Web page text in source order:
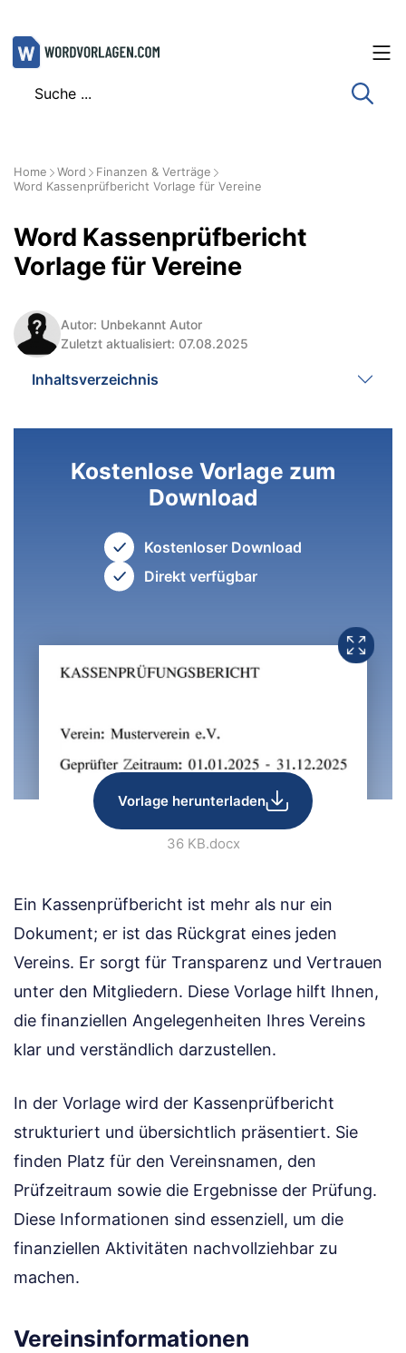
Zum
Inhalt
Home Word
Finanzen & Verträge
Word Kassenprüfbericht Vorlage für Vereine
Word Kassenprüfbericht
Vorlage für Vereine
Autor: Unbekannt Autor
Zuletzt aktualisiert: 07.08.2025
Inhaltsverzeichnis
Kostenlose Vorlage zum
Download
Kostenloser Download
Direkt verfügbar
Vorlage herunterladen
36 KB.docx
Ein Kassenprüfbericht ist mehr als nur ein
Dokument; er ist das Rückgrat eines jeden
Vereins. Er sorgt für Transparenz und Vertrauen
unter den Mitgliedern. Diese Vorlage hilft Ihnen,
die finanziellen Angelegenheiten Ihres Vereins
klar und verständlich darzustellen.
In der Vorlage wird der Kassenprüfbericht
strukturiert und übersichtlich präsentiert. Sie
finden Platz für den Vereinsnamen, den
Prüfzeitraum sowie die Ergebnisse der Prüfung.
Diese Informationen sind essenziell, um die
finanziellen Aktivitäten nachvollziehbar zu
machen.
Vereinsinformationen